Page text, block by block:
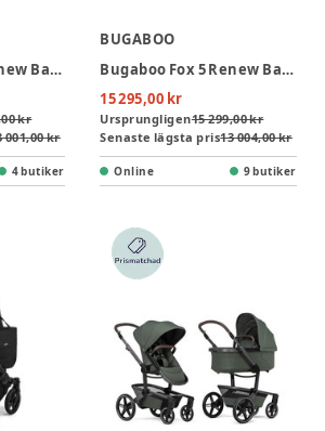
Bugaboo Fox 5 Renew Barnvagn - Cocoa Brown/Black
kr
001,00 kr
4 butiker
BUGABOO
Bugaboo Fox 5 Renew Barnvagn - Desert Taupe Melange/Black
15 295,00 kr
Ursprungligen15 299,00 kr
Senaste lägsta pris13 004,00 kr
Online 9 butiker